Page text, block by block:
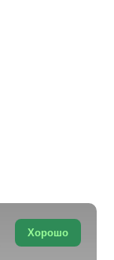
Хорошо